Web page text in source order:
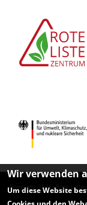
Copyright 2026· Rote-
Wir verwenden
Um diese Website